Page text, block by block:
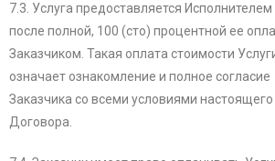
7.3. Услуга предоставляется Исполнителем
после полной, 100 (сто) процентной ее
Заказчиком. Такая оплата стоимости
означает ознакомление и полное согласие
Заказчика со всеми условиями настоящего
Договора.